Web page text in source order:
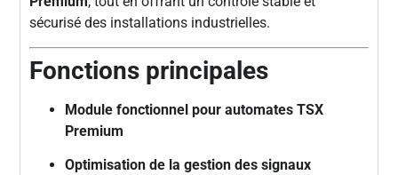
sécurisé des installations industrielles.
Fonctions principales
Module fonctionnel pour automates TSX
Premium
Optimisation de la gestion des signaux